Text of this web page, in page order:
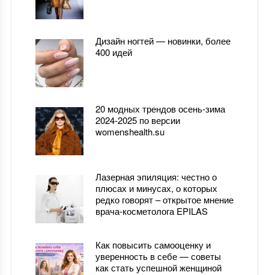
Дизайн ногтей — новинки, более
400 идей
20 модных трендов осень-зима
2024-2025 по версии
womenshealth.su
Лазерная эпиляция: честно о
плюсах и минусах, о которых
редко говорят – открытое мнение
врача-косметолога EPILAS
Как повысить самооценку и
уверенность в себе — советы
как стать успешной женщиной